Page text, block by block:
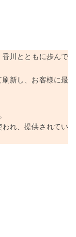
川とともに歩んで
新し、お客様に最
れ、提供されてい